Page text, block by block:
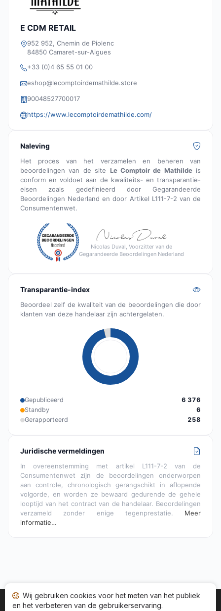
E CDM RETAIL
952 952, Chemin de Piolenc
84850 Camaret-sur-Aigues
+33 (0)4 65 55 01 00
eshop@lecomptoirdemathilde.store
90048527700017
https://www.lecomptoirdemathilde.com/
Naleving
Het proces van het verzamelen en beheren van
beoordelingen van de site Le Comptoir de Mathildeis
conform en voldoet aan de kwaliteits- en transparantie-
eisen zoals gedefinieerd door Gegarandeerde
Beoordelingen Nederland en door Artikel L111-7-2 van de
Consumentenwet.
Nicolas Duval, Voorzitter van de
Gegarandeerde Beoordelingen Nederland
Transparantie-index
Beoordeel zelf de kwaliteit van de beoordelingen die door
klanten van deze handelaar zijn achtergelaten.
Gepubliceerd
6 376
Standby
6
Gerapporteerd
258
Juridische vermeldingen
In overeenstemming met artikel L111-7-2 van de
Consumentenwet zijn de beoordelingen onderworpen
aan controle, chronologisch gerangschikt in aflopende
volgorde, en worden ze bewaard gedurende de gehele
looptijd van het contract van de handelaar. Beoordelingen
verzameld zonder enige tegenprestatie. Meer
informatie…
Startpagina Status adviezen Categorieën
Wij gebruiken cookies voor het meten van het publiek
en het verbeteren van de gebruikerservaring.